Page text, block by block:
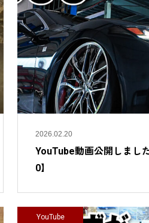
2026.02.20
YouTube動画公開しまし
0】
YouTube